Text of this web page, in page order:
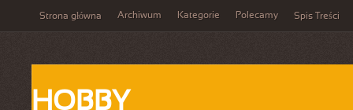
Strona główna Archiwum Kategorie Polecamy Spis Treści
HOBBY